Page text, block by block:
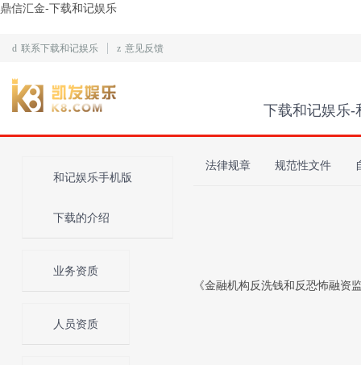
鼎信汇金-下载和记娱乐
d 联系下载和记娱乐 z 意见反馈
下载和记娱乐-
和记娱乐手机版
下载的介绍
业务资质
人员资质
法律规章 规范性文件
《金融机构反洗钱和反恐怖融